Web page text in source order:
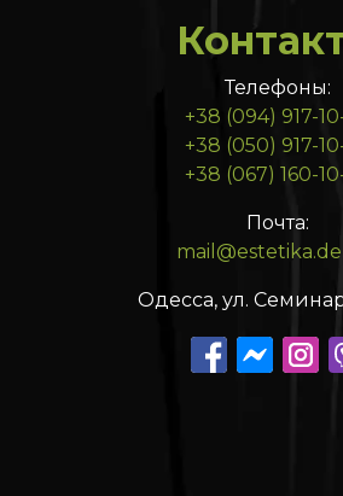
Телефоны:
+38 (094) 917-
+38 (050) 917-
+38 (067) 160-
Почта:
Одесса, ул.